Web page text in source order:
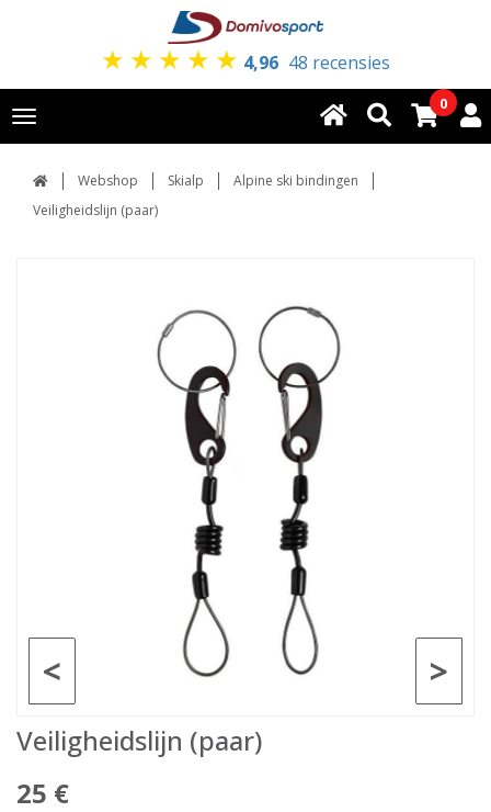
★ ★ ★ ★ ★ 4,96 48 recensies
Toggle
navigation
0
Webshop Skialp
Alpine ski bindingen
Veiligheidslijn (paar)
>
<
Veiligheidslijn (paar)
25 €